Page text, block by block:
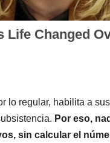
lo regular, habilita a
Por eso,
sin calcular el